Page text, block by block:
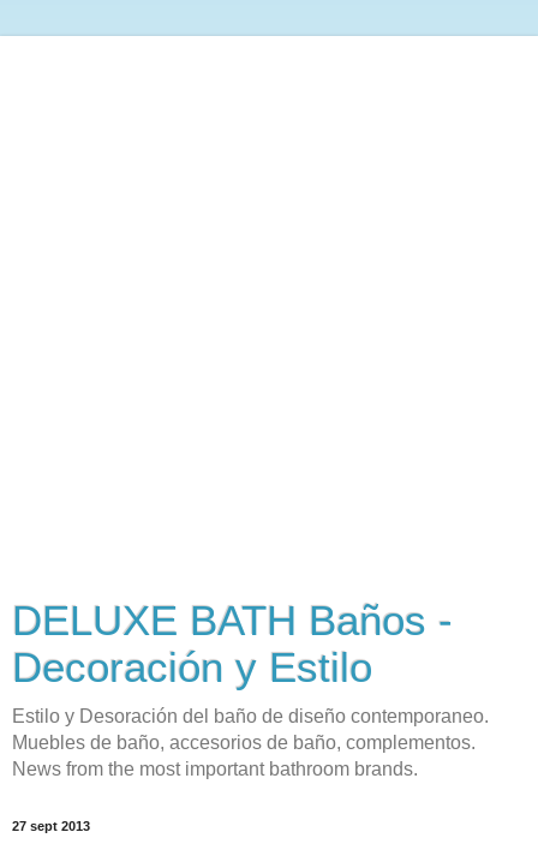
DELUXE BATH Baños -
Decoración y Estilo
Estilo y Desoración del baño de diseño contemporaneo.
Muebles de baño, accesorios de baño, complementos.
News from the most important bathroom brands.
27 sept 2013